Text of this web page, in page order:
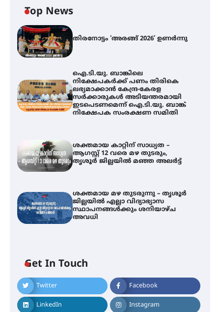
Top News
തിരനോട്ടം ‘അരങ്ങ് 2026’ ഉണർന്നു
ഐ.ടി.യു. ബാങ്കിലെ
നിക്ഷേപകർക്ക് പണം തിരികെ
ലഭ്യമാക്കാൻ കേന്ദ്ര-കേരള
സർക്കാരുകൾ അടിയന്തരമായി
ഇടപെടണമെന്ന് ഐ.ടി.യു. ബാങ്ക്
നിക്ഷേപക സംരക്ഷണ സമിതി
ശക്തമായ കാറ്റിന് സാധ്യത –
ആഗസ്റ്റ് 12 വരെ മഴ തുടരും,
തൃശൂർ ജില്ലയിൽ മഞ്ഞ അലർട്ട്
ശക്തമായ മഴ തുടരുന്നു – തൃശൂർ
ജില്ലയിൽ എല്ലാ വിദ്യാഭ്യാസ
സ്ഥാപനങ്ങൾക്കും ശനിയാഴ്ച
അവധി
Get In Touch
Twitter Facebook
LinkedIn Instagram
ഐ.ടി.യു. ബാങ്കിലെ
നിക്ഷേപകർക്ക് പണം തിരികെ
ആഗസ്റ്റ് 12 വരെ മഴ തുടരും,
തൃശൂർ ജില്ലയിൽ മഞ്ഞ അലർട്ട്